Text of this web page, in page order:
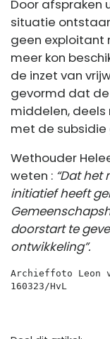
Door afspraken
situatie
geen exploitant
meer kon
de inzet van
gevormd dat
middelen,
met de
Wethouder
weten : “Dat het
initiatief heeft
doorstart te
ontwikkeling”.
Archieffoto Leon
160323/HvL